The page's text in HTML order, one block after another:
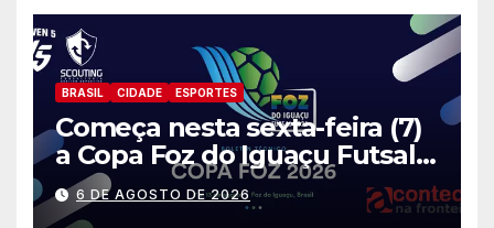
BRASIL CIDADE ESPORTES
Começa nesta sexta-feira (7)
a Copa Foz do Iguaçu Futsal
2026 com equipes de quatro
países
6 DE AGOSTO DE 2026